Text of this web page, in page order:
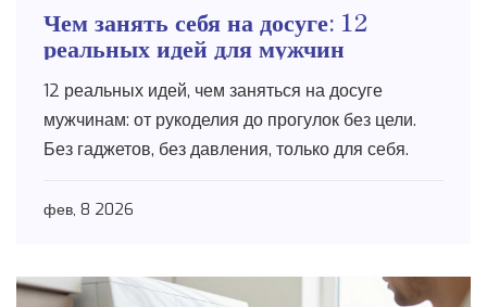
Чем занять себя на досуге: 12
реальных идей для мужчин
12 реальных идей, чем заняться на досуге
мужчинам: от рукоделия до прогулок без цели.
Без гаджетов, без давления, только для себя.
фев, 8 2026